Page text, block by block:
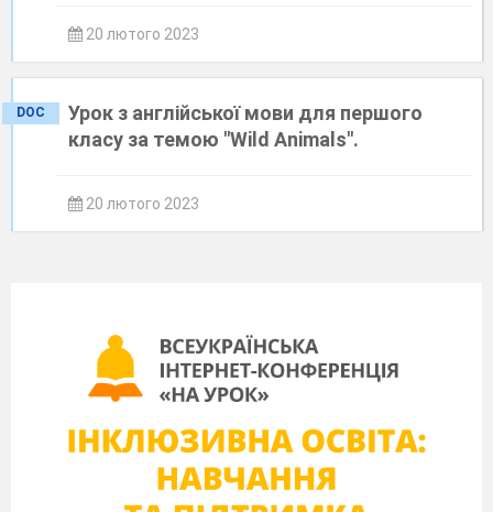
20 лютого 2023
DOC
Урок з англійської мови для першого
класу за темою "Wild Animals".
20 лютого 2023